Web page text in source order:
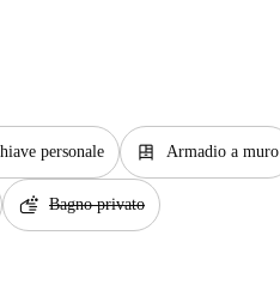
personale dresser Armadio a muro
soap Bagno privato